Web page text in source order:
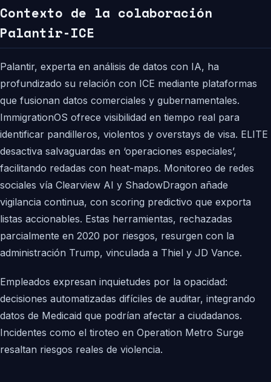
Contexto de la colaboración
Palantir-ICE
Palantir, experta en análisis de datos con IA, ha
profundizado su relación con ICE mediante plataformas
que fusionan datos comerciales y gubernamentales.
ImmigrationOS ofrece visibilidad en tiempo real para
identificar pandilleros, violentos y overstays de visa. ELITE
desactiva salvaguardas en ‘operaciones especiales’,
facilitando redadas con heat-maps. Monitoreo de redes
sociales vía Clearview AI y ShadowDragon añade
vigilancia continua, con scoring predictivo que exporta
listas accionables. Estas herramientas, rechazadas
parcialmente en 2020 por riesgos, resurgen con la
administración Trump, vinculada a Thiel y JD Vance.
Empleados expresan inquietudes por la opacidad:
decisiones automatizadas difíciles de auditar, integrando
datos de Medicaid que podrían afectar a ciudadanos.
Incidentes como el tiroteo en Operation Metro Surge
resaltan riesgos reales de violencia.